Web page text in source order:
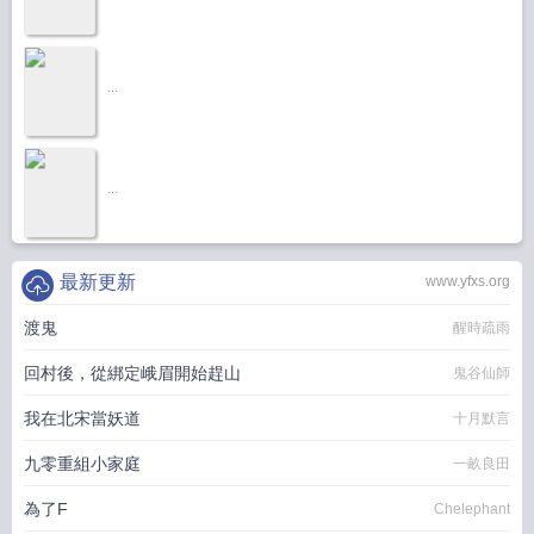
...
...
www.yfxs.org
最新更新
渡鬼 醒時疏雨
回村後，從綁定峨眉開始趕山 鬼谷仙師
我在北宋當妖道 十月默言
九零重組小家庭 一畝良田
為了F Chelephant